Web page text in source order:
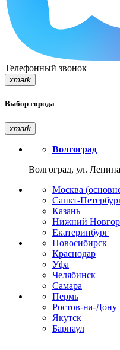
Телефонный звонок
xmark
Выбор города
xmark
Волгоград
Волгоград, ул.
Москва
Санкт-
Казань
Нижний
Екатеринбург
Новосибирск
Краснодар
Уфа
Челябинск
Самара
Пермь
Ростов-на-Дону
Якутск
Барнаул